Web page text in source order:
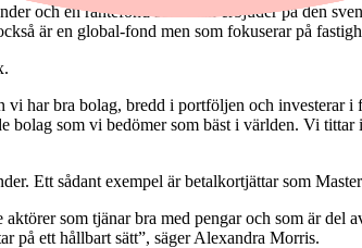
och en räntefond som man erbjuder på den
är en global-fond men som fokuserar på
har bra bolag, bredd i portföljen och investerar
som vi bedömer som bäst i världen. Vi
Ett sådant exempel är betalkortjättar som
som tjänar bra med pengar och som är
på ett hållbart sätt”, säger Alexandra Morris.